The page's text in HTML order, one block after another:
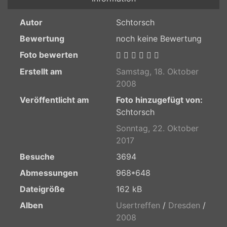
Autor
Schtorsch
Bewertung
noch keine Bewertung
Foto bewerten
Erstellt am
Samstag, 18. Oktober
2008
Veröffentlicht am
Foto hinzugefügt von:
Schtorsch
Sonntag, 22. Oktober
2017
Besuche
3694
Abmessungen
968*648
Dateigröße
162 kB
Alben
Usertreffen / Dresden /
2008